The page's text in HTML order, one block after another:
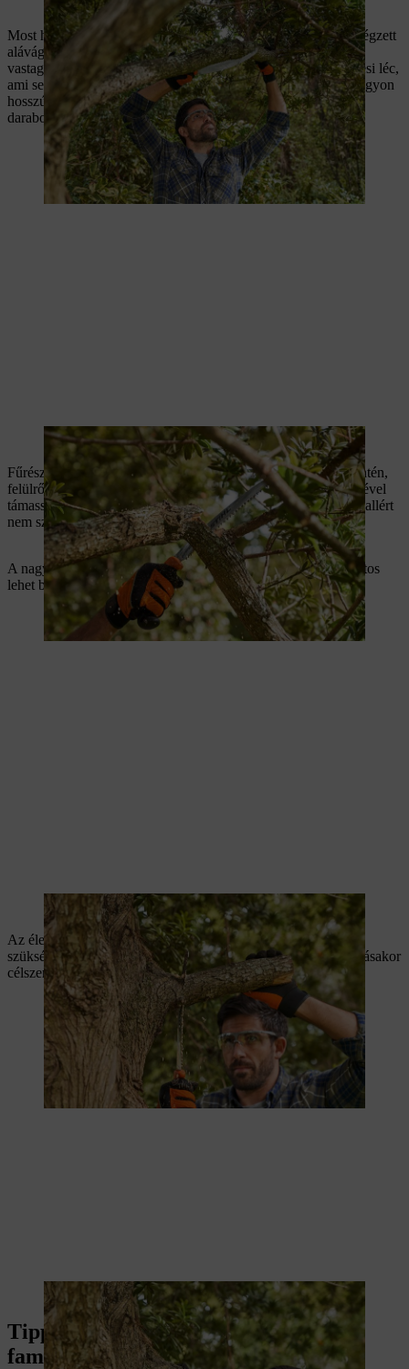
Az ágat alulról kell befűrészelni, az átmérő 1/3-áig.
Most helyezze a fűrészt felülrőlaz ág felső részére, a már elvégzett
alávágástól az ág vége irányába. A távolság a vágástól az ág
vastagságának a fele legyen. A két vágás között jön létre a törési léc,
ami segít abban, hogy a vágás miatt a kéreg felhasadjon. A nagyon
hosszú ágaknál ezt a lépést többször meg kell ismételni, és
darabonként kell lefűrészelni az ágat.
A fűrészelés felülről történik, amíg az ág le nem törik.
Fűrészelje le a megmaradt ágcsonkot szorosan az ággallér mentén,
felülről lefelé egy mozdulattal, és fűrészelés közben egyik kezével
támassza meg a csonkot, hogy a metszlap szép legyen. Az ággallért
nem szabad megsérteni!
A nagyon vastag csonkot alulról is vágja be egy kicsit. Így biztos
lehet benne, hogy semmi nem szakad ki a fa törzséből.
A fűrészt mindig az ággyűrű közelében helyezze el.
Az éles fűrészek sima felületet hagynak maguk után, így nem
szükséges a fán keletkezett sebet lezárni. Nagyobb ágak levágásakor
célszerű sebkezelőt használni.
A vágási felületnek simának kell lennie.
Tippek és trükkök a megfelelő
fametszéshez